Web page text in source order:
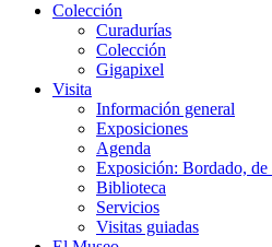
Colección
Curadurías
Colección
Gigapixel
Visita
Información general
Exposiciones
Agenda
Exposición: Bordado, de
Biblioteca
Servicios
Visitas guiadas